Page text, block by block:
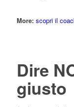
More:scopri il
Dire
giusto